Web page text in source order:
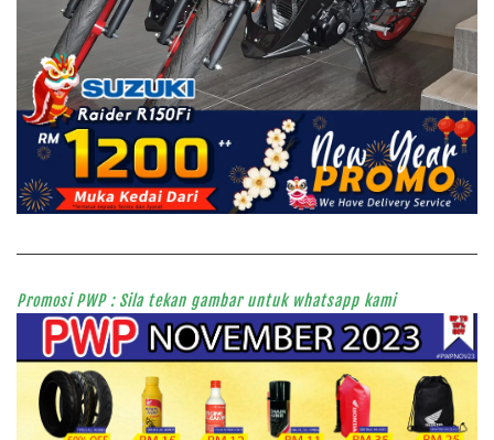
Promosi PWP : Sila tekan gambar untuk whatsapp kami